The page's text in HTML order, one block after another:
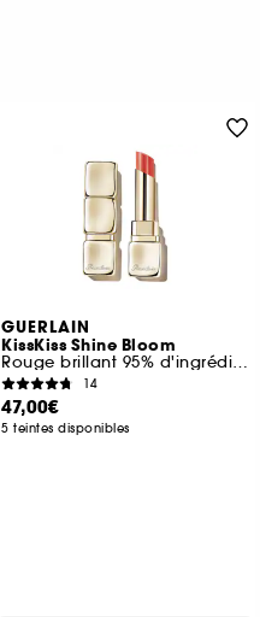
GUERLAIN
KissKiss Shine Bloom
Rouge brillant 95% d'ingrédients d'origine naturelle*
14
47,00€
5 teintes disponibles